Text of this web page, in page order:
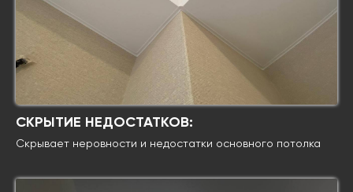
СКРЫТИЕ НЕДОСТАТКОВ:
Скрывает неровности и недостатки основного потолка